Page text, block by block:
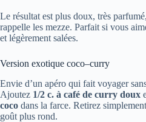
Le résultat est plus doux, très
rappelle les mezze. Parfait si vous
et légèrement salées.
Version exotique coco–curry
Envie d’un apéro qui fait voyager
Ajoutez 1/2 c. à café de curry doux
coco dans la farce. Retirez
goût plus rond.